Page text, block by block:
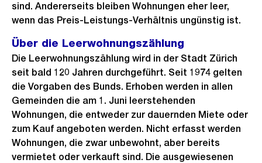
sind. Andererseits bleiben Wohnungen eher leer,
wenn das Preis-Leistungs-Verhältnis ungünstig ist.
Über die Leerwohnungszählung
Die Leerwohnungszählung wird in der Stadt Zürich
seit bald 120 Jahren durchgeführt. Seit 1974 gelten
die Vorgaben des Bunds. Erhoben werden in allen
Gemeinden die am 1. Juni leerstehenden
Wohnungen, die entweder zur dauernden Miete oder
zum Kauf angeboten werden. Nicht erfasst werden
Wohnungen, die zwar unbewohnt, aber bereits
vermietet oder verkauft sind. Die ausgewiesenen